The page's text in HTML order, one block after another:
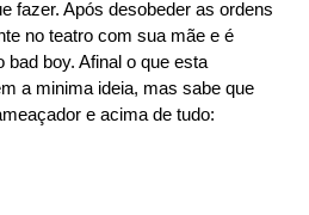
fazer. Após desobeder as ordens
no teatro com sua mãe e é
boy. Afinal o que esta
a minima ideia, mas sabe que
e acima de tudo: